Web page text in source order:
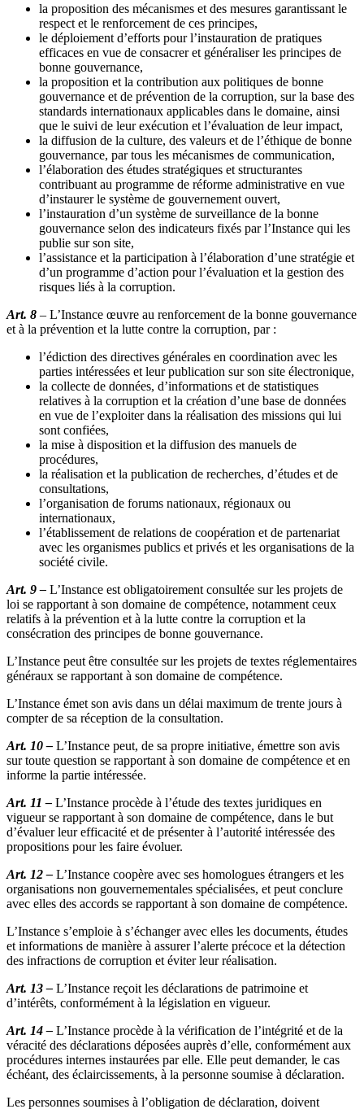
la proposition des mécanismes et des mesures garantissant le
respect et le renforcement de ces principes,
le déploiement d’efforts pour l’instauration de pratiques
efficaces en vue de consacrer et généraliser les principes de
bonne gouvernance,
la proposition et la contribution aux politiques de bonne
gouvernance et de prévention de la corruption, sur la base des
standards internationaux applicables dans le domaine, ainsi
que le suivi de leur exécution et l’évaluation de leur impact,
la diffusion de la culture, des valeurs et de l’éthique de bonne
gouvernance, par tous les mécanismes de communication,
l’élaboration des études stratégiques et structurantes
contribuant au programme de réforme administrative en vue
d’instaurer le système de gouvernement ouvert,
l’instauration d’un système de surveillance de la bonne
gouvernance selon des indicateurs fixés par l’Instance qui les
publie sur son site,
l’assistance et la participation à l’élaboration d’une stratégie et
d’un programme d’action pour l’évaluation et la gestion des
risques liés à la corruption.
Art. 8 – L’Instance œuvre au renforcement de la bonne gouvernance
et à la prévention et la lutte contre la corruption, par :
l’édiction des directives générales en coordination avec les
parties intéressées et leur publication sur son site électronique,
la collecte de données, d’informations et de statistiques
relatives à la corruption et la création d’une base de données
en vue de l’exploiter dans la réalisation des missions qui lui
sont confiées,
la mise à disposition et la diffusion des manuels de
procédures,
la réalisation et la publication de recherches, d’études et de
consultations,
l’organisation de forums nationaux, régionaux ou
internationaux,
l’établissement de relations de coopération et de partenariat
avec les organismes publics et privés et les organisations de la
société civile.
Art. 9 – L’Instance est obligatoirement consultée sur les projets de
loi se rapportant à son domaine de compétence, notamment ceux
relatifs à la prévention et à la lutte contre la corruption et la
consécration des principes de bonne gouvernance.
L’Instance peut être consultée sur les projets de textes réglementaires
généraux se rapportant à son domaine de compétence.
L’Instance émet son avis dans un délai maximum de trente jours à
compter de sa réception de la consultation.
Art. 10 – L’Instance peut, de sa propre initiative, émettre son avis
sur toute question se rapportant à son domaine de compétence et en
informe la partie intéressée.
Art. 11 – L’Instance procède à l’étude des textes juridiques en
vigueur se rapportant à son domaine de compétence, dans le but
d’évaluer leur efficacité et de présenter à l’autorité intéressée des
propositions pour les faire évoluer.
Art. 12 – L’Instance coopère avec ses homologues étrangers et les
organisations non gouvernementales spécialisées, et peut conclure
avec elles des accords se rapportant à son domaine de compétence.
L’Instance s’emploie à s’échanger avec elles les documents, études
et informations de manière à assurer l’alerte précoce et la détection
des infractions de corruption et éviter leur réalisation.
Art. 13 – L’Instance reçoit les déclarations de patrimoine et
d’intérêts, conformément à la législation en vigueur.
Art. 14 – L’Instance procède à la vérification de l’intégrité et de la
véracité des déclarations déposées auprès d’elle, conformément aux
procédures internes instaurées par elle. Elle peut demander, le cas
échéant, des éclaircissements, à la personne soumise à déclaration.
Les personnes soumises à l’obligation de déclaration, doivent